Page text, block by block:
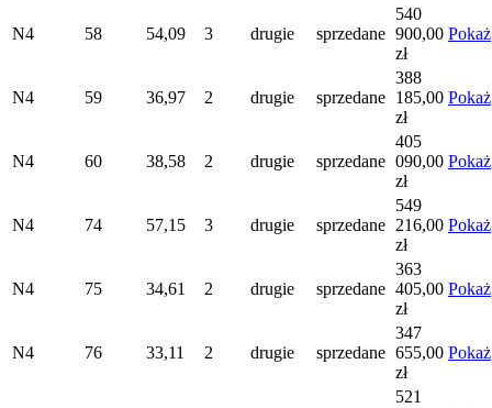
N4 58 54,09 3 drugie sprzedane
540
900,00
zł
Pokaż
N4 59 36,97 2 drugie sprzedane
388
185,00
zł
Pokaż
N4 60 38,58 2 drugie sprzedane
405
090,00
zł
Pokaż
N4 74 57,15 3 drugie sprzedane
549
216,00
zł
Pokaż
N4 75 34,61 2 drugie sprzedane
363
405,00
zł
Pokaż
N4 76 33,11 2 drugie sprzedane
347
655,00
zł
Pokaż
521